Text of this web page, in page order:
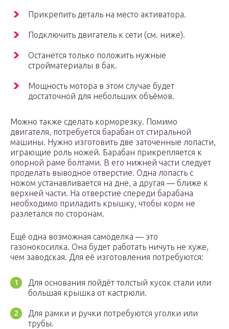
Прикрепить деталь на место активатора.
Подключить двигатель к сети (см. ниже).
Останется только положить нужные
стройматериалы в бак.
Мощность мотора в этом случае будет
достаточной для небольших объёмов.
Можно также сделать корморезку. Помимо
двигателя, потребуется барабан от стиральной
машины. Нужно изготовить две заточенные лопасти,
играющие роль ножей. Барабан прикрепляется к
опорной раме болтами. В его нижней части следует
проделать выводное отверстие. Одна лопасть с
ножом устанавливается на дне, а другая — ближе к
верхней части. На отверстие спереди барабана
необходимо приладить крышку, чтобы корм не
разлетался по сторонам.
Ещё одна возможная самоделка — это
газонокосилка. Она будет работать ничуть не хуже,
чем заводская. Для её изготовления потребуются:
Для основания пойдёт толстый кусок стали или
большая крышка от кастрюли.
Для рамки и ручки потребуются уголки или
трубы.